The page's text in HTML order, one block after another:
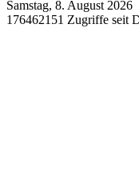
Samstag, 8. August 2026
176462151 Zugriffe seit